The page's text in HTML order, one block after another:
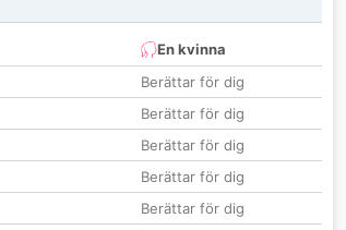
En kvinna
Berättar för dig
Berättar för dig
Berättar för dig
Berättar för dig
Berättar för dig